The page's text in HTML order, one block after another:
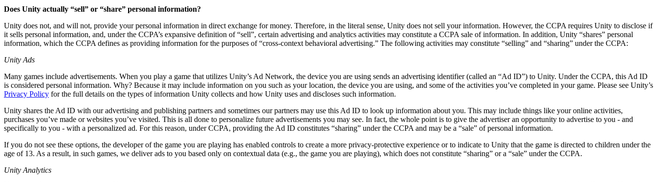
Informations post-lancement et opérations de jeu en direct
Développez
Acquisition de nouveaux joueurs
Achats intégrés
Gérer IAP entre les magasins et D2C
Monétisation
Connectez les joueurs avec les bons jeux
Faites de la publicité avec Unity
Cas d’utilisation
Créez et développez des succès mobiles avec Unity
Transformer les expériences en magasin en expériences en ligne
Stimulez l'innovation et les expériences en voiture
Informations
Études de cas
Histoires de succès dans le monde réel
Guides des meilleures pratiques
Conseils et astuces d'experts
Démos
Démos, échantillons et éléments de base
Nouveautés
Blog
Mises à jour, informations et conseils techniques
Actualités, histoires et centre de presse
Rejoignez les développeurs, créateurs et initiés
Unity Awards
Célébration des créateurs Unity dans le monde entier
Conseils pratiques et meilleures pratiques
Formation
Pour les étudiants
Pour les enseignants
Boostez votre enseignement
Licence d'enseignement subventionnée
Apportez la puissance de Unity à votre institution
Certifications
Prouvez votre maîtrise de Unity
Does Unity actually “sell” or “share” personal information?
Unity does not, and will not, provide your personal information in direct exchange for money. Therefore, in the literal sense, Unity does not sell your information. However, the CCPA requires Unity to disclose if
it sells personal information, and, under the CCPA’s expansive definition of “sell”, certain advertising and analytics activities may constitute a CCPA sale of information. In addition, Unity “shares” personal
information, which the CCPA defines as providing information for the purposes of “cross-context behavioral advertising.” The following activities may constitute “selling” and “sharing” under the CCPA:
Unity Ads
Many games include advertisements. When you play a game that utilizes Unity’s Ad Network, the device you are using sends an advertising identifier (called an “Ad ID”) to Unity. Under the CCPA, this Ad ID
is considered personal information. Why? Because it may include information on you such as your location, the device you are using, and some of the activities you’ve completed in your game. Please see Unity’s
Privacy Policy for the full details on the types of information Unity collects and how Unity uses and discloses such information.
Unity shares the Ad ID with our advertising and publishing partners and sometimes our partners may use this Ad ID to look up information about you. This may include things like your online activities,
purchases you’ve made or websites you’ve visited. This is all done to personalize future advertisements you may see. In fact, the whole point is to give the advertiser an opportunity to advertise to you - and
specifically to you - with a personalized ad. For this reason, under CCPA, providing the Ad ID constitutes “sharing” under the CCPA and may be a “sale” of personal information.
If you do not see these options, the developer of the game you are playing has enabled controls to create a more privacy-protective experience or to indicate to Unity that the game is directed to children under the
age of 13. As a result, in such games, we deliver ads to you based only on contextual data (e.g., the game you are playing), which does not constitute “sharing” or a “sale” under the CCPA.
Unity Analytics